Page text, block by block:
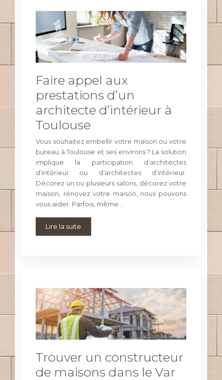
Faire appel aux
prestations d’un
architecte d’intérieur à
Toulouse
Vous souhaitez embellir votre maison ou votre
bureau à Toulouse et ses environs ? La solution
implique la participation d’architectes
d’intérieur ou d’architectes d’intérieur.
Décorez un ou plusieurs salons, décorez votre
maison, rénovez votre maison, nous pouvons
vous aider. Parfois, même…
Lire la suite
Trouver un constructeur
de maisons dans le Var